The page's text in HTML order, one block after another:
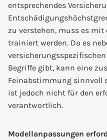
entsprechendes
zu verstehen, muss es mit
trainiert werden. Da es
Begriffe gibt, kann eine
Feinabstimmung sinnvoll
ist jedoch nicht für den
verantwortlich.
Modellanpassungen